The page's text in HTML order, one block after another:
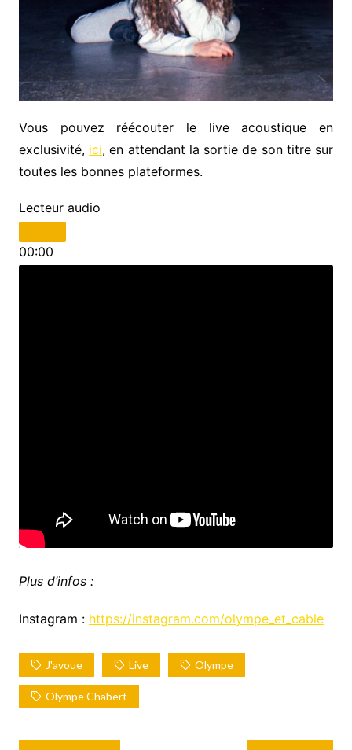
Vous pouvez réécouter le live acoustique en
exclusivité, ici, en attendant la sortie de son titre sur
toutes les bonnes plateformes.
Lecteur audio
00:00
00:00
Plus d’infos :
Instagram : https://instagram.com/olympe_et_cable
J'avoue Live Olympe
Olympe Chabert